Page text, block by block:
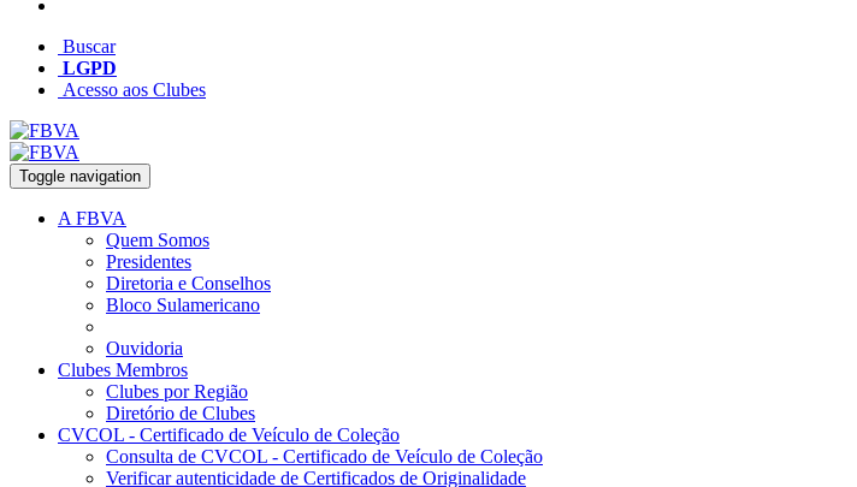
Buscar
LGPD
Acesso aos Clubes
Toggle navigation
A FBVA
Quem Somos
Presidentes
Diretoria e Conselhos
Bloco Sulamericano
Ouvidoria
Clubes Membros
Clubes por Região
Diretório de Clubes
CVCOL - Certificado de Veículo de Coleção
Consulta de CVCOL - Certificado de Veículo de Coleção
Verificar autenticidade de Certificados de Originalidade